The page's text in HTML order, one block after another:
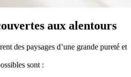
aux alentours
des paysages d’une grande pureté et
sont :